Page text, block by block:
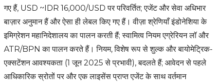
गए हैं, USD ~IDR 16,000/USD पर परिवर्तित; एजेंट और सेवा अधिभार
बाज़ार अनुमान हैं और ऐसा ही लेबल किए गए हैं। वीज़ा श्रेणियाँ इंडोनेशिया के
इमिग्रेशन महानिदेशालय का पालन करती हैं; स्वामित्व नियम एग्रेरियन लॉ और
ATR/BPN का पालन करते हैं। नियम, विशेष रूप से शुल्क और बायोमेट्रिक-
एक्सटेंशन आवश्यकता (1 जून 2025 से प्रभावी), बदलते हैं; आवेदन से पहले
आधिकारिक स्रोतों पर और एक लाइसेंस प्राप्त एजेंट के साथ वर्तमान